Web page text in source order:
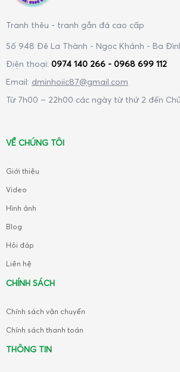
Tranh thêu - tranh gắn đá cao cấp
Số 948 Đê La Thành - Ngọc Khánh - Ba
Điện thoại: 0974 140 266 - 0968 699 112
Email: dminhoiic87@gmail.com
Từ 7h00 – 22h00 các ngày từ thứ 2 đến
VỀ CHÚNG TÔI
Giới thiệu
Video
Hình ảnh
Blog
Hỏi đáp
Liên hệ
CHÍNH SÁCH
Chính sách vận chuyển
Chính sách thanh toán
THÔNG TIN